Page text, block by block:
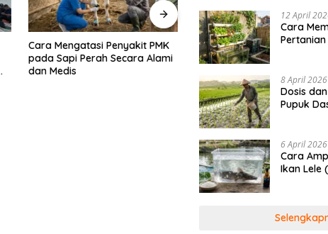
Dosis dan Cara Pemupukan
Tanaman Padi pada Fase
Vegetatif Aktif yang Tepat
Penerapan IoT dalam
Pertanian Modern di
12 April
Cara
8 April 2026
Dosis
Pupuk
6 April 2026
Cara
Ikan Lele